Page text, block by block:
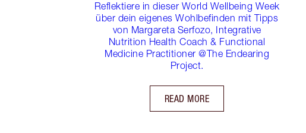
Reflektiere in dieser World Wellbeing Week
über dein eigenes Wohlbefinden mit Tipps
von Margareta Serfozo, Integrative
Nutrition Health Coach & Functional
Medicine Practitioner @The Endearing
Project.
READ MORE